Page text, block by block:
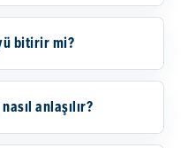
bitirir mi?
anlaşılır?